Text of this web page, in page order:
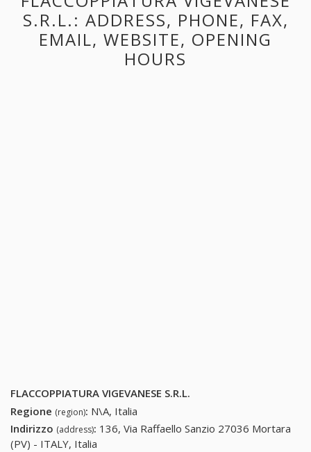
S.R.L.: ADDRESS, PHONE, FAX,
EMAIL, WEBSITE, OPENING
HOURS
FLACCOPPIATURA VIGEVANESE S.R.L.
Regione (region): N\A, Italia
Indirizzo (address): 136, Via Raffaello Sanzio 27036 Mortara
(PV) - ITALY, Italia